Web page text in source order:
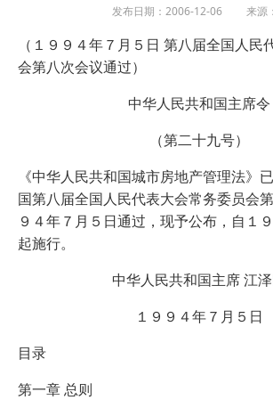
发布日期：2006-12-06 来源
（１９９４年７月５日 第八届全国人民
会第八次会议通过）
中华人民共和国主席令
（第二十九号）
《中华人民共和国城市房地产管理法》
国第八届全国人民代表大会常务委员会
９４年７月５日通过，现予公布，自１
起施行。
中华人民共和国主席 江
１９９４年７月５日
目录
第一章 总则